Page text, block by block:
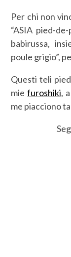
Per chi non
“ASIA pied-
babirussa,
poule grigio”,
Questi teli
miefuroshiki,
me piacciono